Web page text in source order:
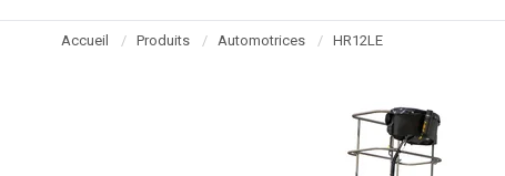
Accueil Produits Automotrices HR12LE